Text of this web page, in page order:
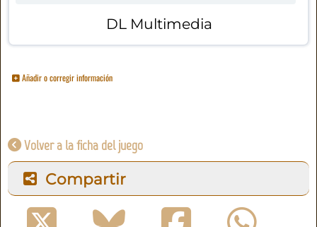
DL Multimedia
Añadir o corregir información
Volver a la ficha del juego
Compartir